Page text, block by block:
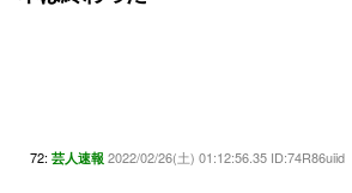
72: 芸人速報 2022/02/26(土) 01:12:56.35 ID:74R86uiid